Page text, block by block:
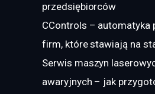
przedsiębiorców
CControls – automatyka
firm, które stawiają na
Serwis maszyn
awaryjnych – jak